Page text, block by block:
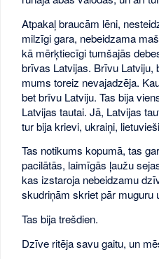
Atpakaļ braucām lēni,
milzīgi gara, nebeidzama
kā mērķtiecīgi tumšajās
brīvas Latvijas. Brīvu
mums toreiz nevajadzēja.
bet brīvu Latviju. Tas bija
Latvijas tautai. Jā, Latvijas
tur bija krievi, ukraiņi,
Tas notikums kopumā, tas
pacilātās, laimīgās ļaužu
kas izstaroja nebeidzamu
skudriņām skriet pār muguru
Tas bija trešdien.
Dzīve ritēja savu gaitu, un